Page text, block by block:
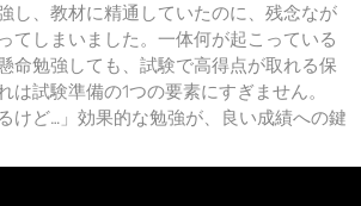
し、教材に精通していたのに、残念なが
てしまいました。一体何が起こっている
命勉強しても、試験で高得点が取れる保
は試験準備の1つの要素にすぎません。
けど…」効果的な勉強が、良い成績への鍵